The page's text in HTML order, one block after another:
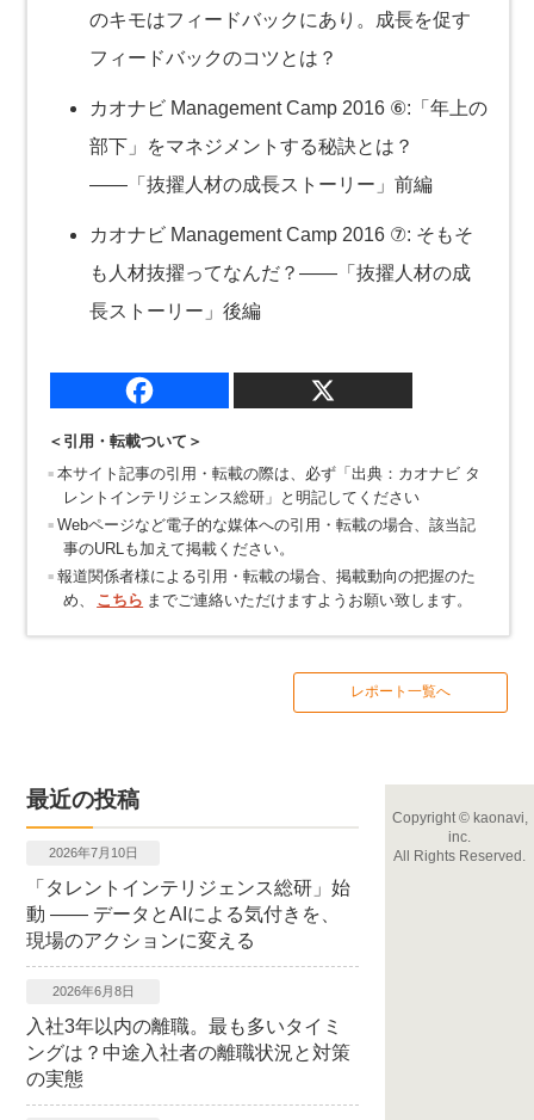
のキモはフィードバックにあり。成長を促す
フィードバックのコツとは？
カオナビ Management Camp 2016 ⑥:「年上の
部下」をマネジメントする秘訣とは？
――「抜擢人材の成長ストーリー」前編
カオナビ Management Camp 2016 ⑦: そもそ
も人材抜擢ってなんだ？――「抜擢人材の成
長ストーリー」後編
＜引用・転載ついて＞
本サイト記事の引用・転載の際は、必ず「出典：カオナビ タ
レントインテリジェンス総研」と明記してください
Webページなど電子的な媒体への引用・転載の場合、該当記
事のURLも加えて掲載ください。
報道関係者様による引用・転載の場合、掲載動向の把握のた
め、
こちら までご連絡いただけますようお願い致します。
レポート一覧へ
最近の投稿
2026年7月10日
「タレントインテリジェンス総研」始
動 ―― データとAIによる気付きを、
現場のアクションに変える
2026年6月8日
入社3年以内の離職。最も多いタイミ
ングは？中途入社者の離職状況と対策
の実態
Copyright©kaonavi,
inc.
All Rights Reserved.